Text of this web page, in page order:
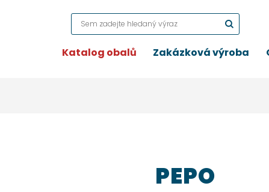
Katalog obalů Zakázková výroba
PEPO